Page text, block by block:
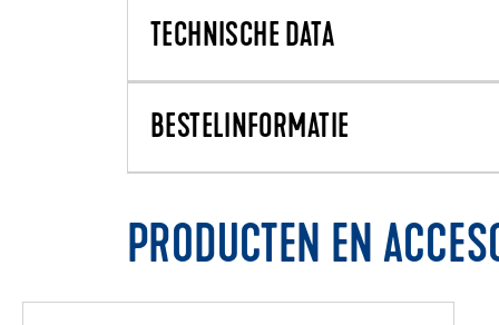
TECHNISCHE DATA
BESTELINFORMATIE
PRODUCTEN EN